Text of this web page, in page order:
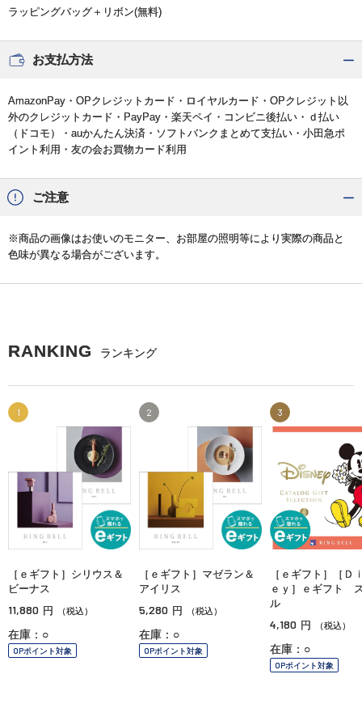
ラッピングバッグ＋リボン(無料)
お支払方法
AmazonPay・OPクレジットカード・ロイヤルカード・OPクレジット以
外のクレジットカード・PayPay・楽天ペイ・コンビニ後払い・ｄ払い
（ドコモ）・auかんたん決済・ソフトバンクまとめて支払い・小田急ポ
イント利用・友の会お買物カード利用
ご注意
※商品の画像はお使いのモニター、お部屋の照明等により実際の商品と
色味が異なる場合がございます。
RANKING ランキング
1
［ｅギフト］シリウス＆
ビーナス
11,880 円 （税込）
在庫：○
OPポイント対象
2
［ｅギフト］マゼラン＆
アイリス
5,280 円 （税込）
在庫：○
OPポイント対象
3
［ｅギフト］［Ｄ
ｅｙ］ｅギフト
ル
4,180 円 （税込）
在庫：○
OPポイント対象